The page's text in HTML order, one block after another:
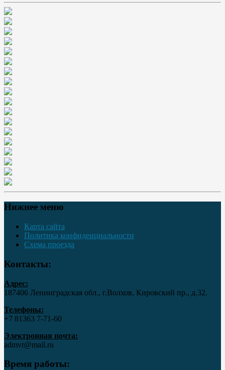
Нижнее меню
Карта сайта
Политика конфиденциальности
Схема проезда
Контакты:
Адрес:
187406 Ленинградская обл., г.Волхов, Кировский пр., д.32.
Телефоны:
+7 81363 7‑71-60
Электронная почта:
admvr@mail.ru
Время работы: